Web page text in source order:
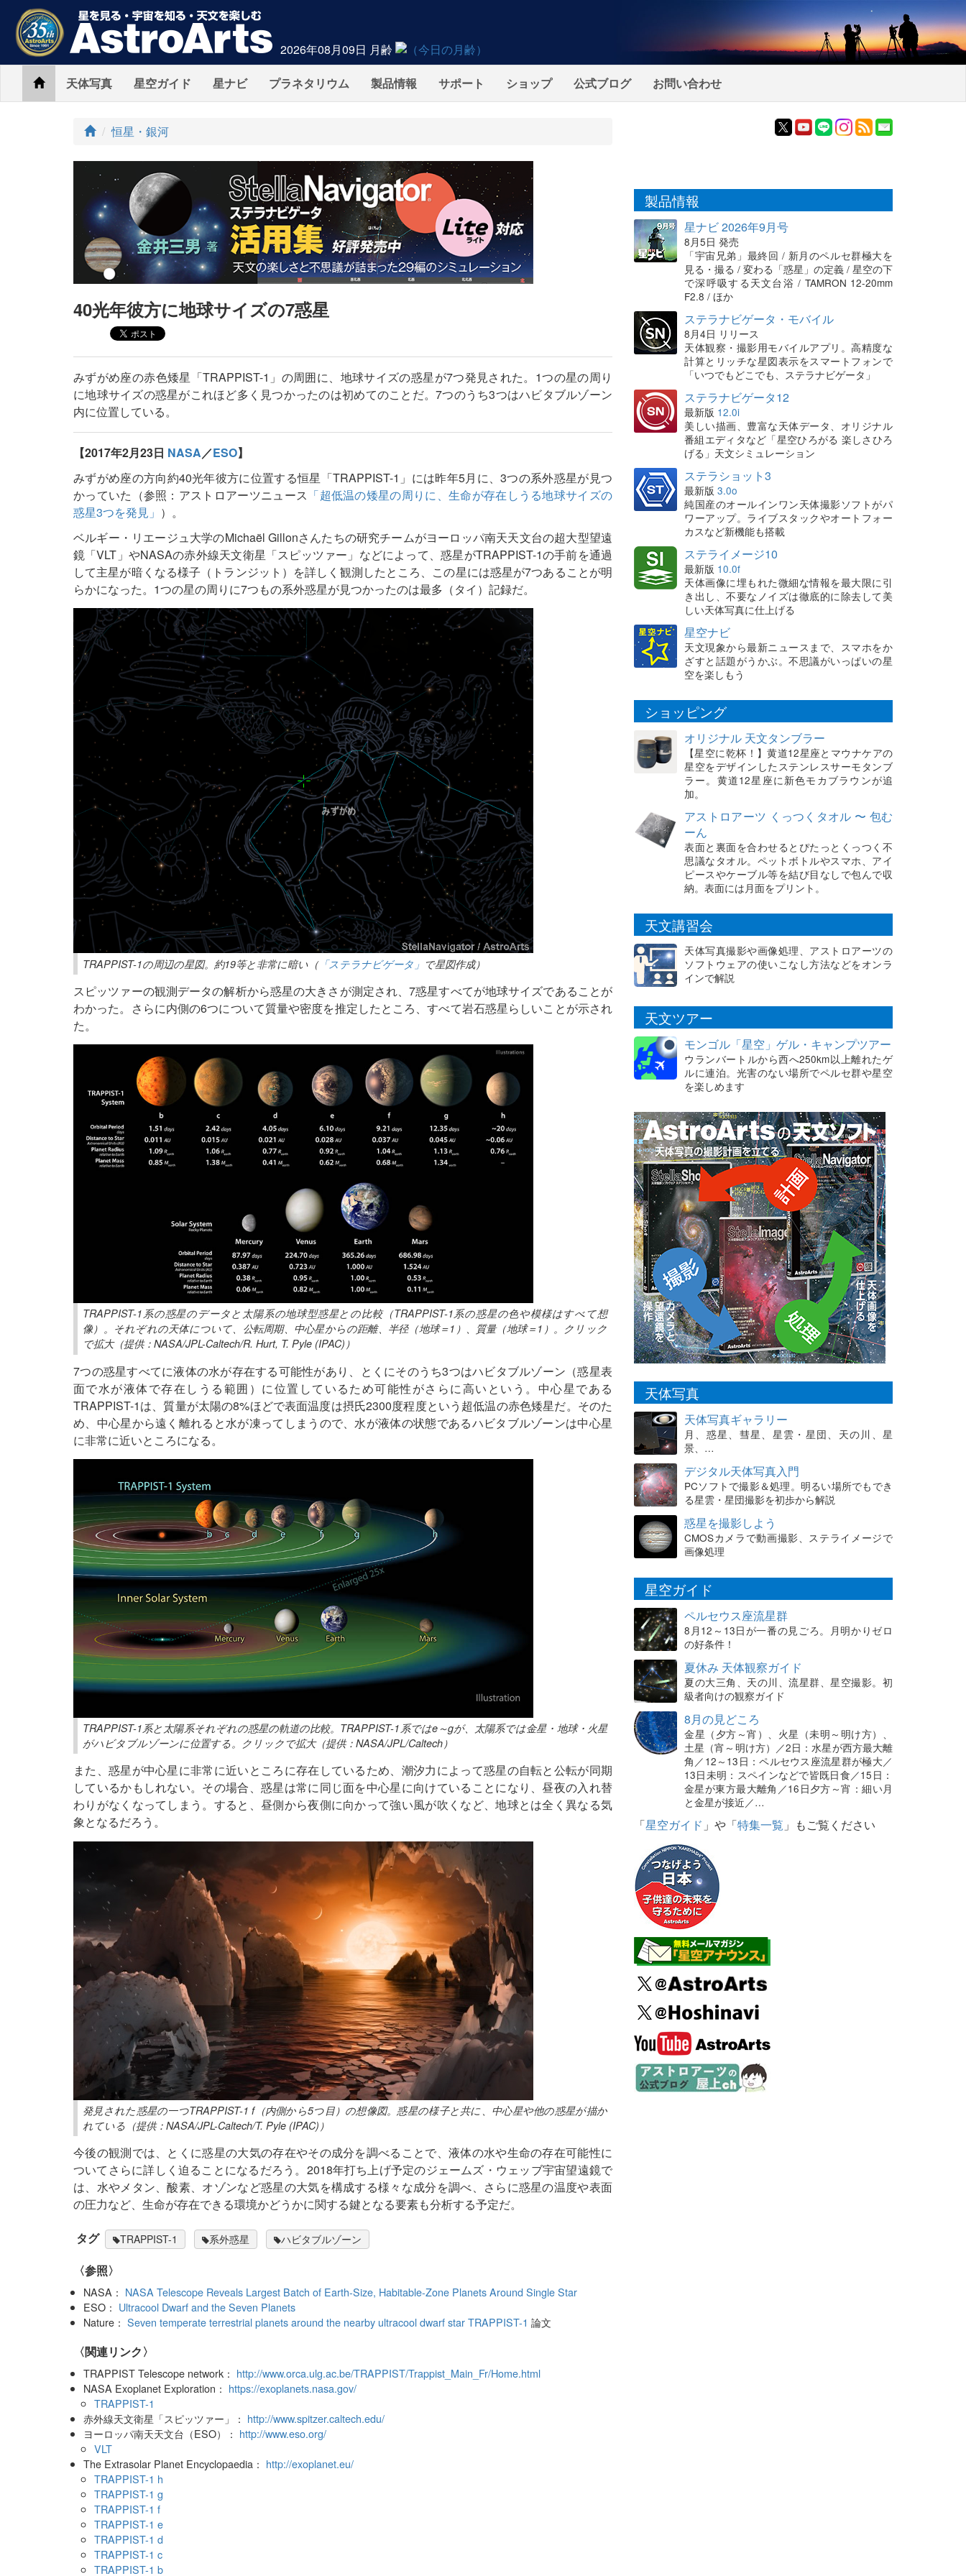
2026年08月09日 月齢
Home天体写真 星空ガイド 星ナビ プラネタリウム 製品情報 サポート ショップ 公式ブログ お問い合わせ
ト
プ
恒星・銀河
40光年彼方に地球サイズの7惑星
みずがめ座の赤色矮星「TRAPPIST-1」の周囲に、地球サイズの惑星が7つ発見された。1つの星の周り
に地球サイズの惑星がこれほど多く見つかったのは初めてのことだ。7つのうち3つはハビタブルゾーン
内に位置している。
【2017年2月23日 NASA／ESO】
みずがめ座の方向約40光年彼方に位置する恒星「TRAPPIST-1」には昨年5月に、3つの系外惑星が見つ
かっていた（参照：アストロアーツニュース 「超低温の矮星の周りに、生命が存在しうる地球サイズの
惑星3つを発見」 ）。
ベルギー・リエージュ大学のMichaël Gillonさんたちの研究チームがヨーロッパ南天天文台の超大型望遠
鏡「VLT」やNASAの赤外線天文衛星「スピッツァー」などによって、惑星がTRAPPIST-1の手前を通過
して主星が暗くなる様子（トランジット）を詳しく観測したところ、この星には惑星が7つあることが明
らかになった。1つの星の周りに7つもの系外惑星が見つかったのは最多（タイ）記録だ。
TRAPPIST-1の周辺の星図。約19等と非常に暗い（「ステラナビゲータ」 で星図作成）
スピッツァーの観測データの解析から惑星の大きさが測定され、7惑星すべてが地球サイズであることが
わかった。さらに内側の6つについて質量や密度を推定したところ、すべて岩石惑星らしいことが示され
た。
TRAPPIST-1系の惑星のデータと太陽系の地球型惑星との比較（TRAPPIST-1系の惑星の色や模様はすべて想
像）。それぞれの天体について、公転周期、中心星からの距離、半径（地球＝1）、質量（地球＝1）。クリック
で拡大（提供：NASA/JPL-Caltech/R. Hurt, T. Pyle (IPAC)）
7つの惑星すべてに液体の水が存在する可能性があり、とくにそのうち3つはハビタブルゾーン（惑星表
面で水が液体で存在しうる範囲）に位置しているため可能性がさらに高いという。中心星である
TRAPPIST-1は、質量が太陽の8%ほどで表面温度は摂氏2300度程度という超低温の赤色矮星だ。そのた
め、中心星から遠く離れると水が凍ってしまうので、水が液体の状態であるハビタブルゾーンは中心星
に非常に近いところになる。
TRAPPIST-1系と太陽系それぞれの惑星の軌道の比較。TRAPPIST-1系ではe～gが、太陽系では金星・地球・火星
がハビタブルゾーンに位置する。クリックで拡大（提供：NASA/JPL/Caltech）
また、惑星が中心星に非常に近いところに存在しているため、潮汐力によって惑星の自転と公転が同期
しているかもしれない。その場合、惑星は常に同じ面を中心星に向けていることになり、昼夜の入れ替
わりがなくなってしまう。すると、昼側から夜側に向かって強い風が吹くなど、地球とは全く異なる気
象となるだろう。
発見された惑星の一つTRAPPIST-1 f（内側から5つ目）の想像図。惑星の様子と共に、中心星や他の惑星が描か
れている（提供：NASA/JPL-Caltech/T. Pyle (IPAC)）
今後の観測では、とくに惑星の大気の存在やその成分を調べることで、液体の水や生命の存在可能性に
ついてさらに詳しく迫ることになるだろう。2018年打ち上げ予定のジェームズ・ウェッブ宇宙望遠鏡で
は、水やメタン、酸素、オゾンなど惑星の大気を構成する様々な成分を調べ、さらに惑星の温度や表面
の圧力など、生命が存在できる環境かどうかに関する鍵となる要素も分析する予定だ。
タグ TRAPPIST-1 系外惑星 ハビタブルゾーン
〈参照〉
NASA： NASA Telescope Reveals Largest Batch of Earth-Size, Habitable-Zone Planets Around Single Star
ESO： Ultracool Dwarf and the Seven Planets
Nature：Seven temperate terrestrial planets around the nearby ultracool dwarf star TRAPPIST-1 論文
〈関連リンク〉
TRAPPIST Telescope network： http://www.orca.ulg.ac.be/TRAPPIST/Trappist_Main_Fr/Home.html
NASA Exoplanet Exploration： https://exoplanets.nasa.gov/
TRAPPIST-1
赤外線天文衛星「スピッツァー」： http://www.spitzer.caltech.edu/
ヨーロッパ南天天文台（ESO）： http://www.eso.org/
VLT
The Extrasolar Planet Encyclopaedia： http://exoplanet.eu/
TRAPPIST-1 h
TRAPPIST-1 g
TRAPPIST-1 f
TRAPPIST-1 e
TRAPPIST-1 d
TRAPPIST-1 c
TRAPPIST-1 b
製品情報
星ナビ 2026年9月号
8月5日 発売
「宇宙兄弟」最終回 / 新月のペルセ群極大を
見る・撮る / 変わる「惑星」の定義 / 星空の下
で深呼吸する天文台浴 / TAMRON 12-20mm
F2.8 / ほか
ステラナビゲータ・モバイル
8月4日 リリース
天体観察・撮影用モバイルアプリ。高精度な
計算とリッチな星図表示をスマートフォンで
「いつでもどこでも、ステラナビゲータ」
ステラナビゲータ12
最新版 12.0i
美しい描画、豊富な天体データ、オリジナル
番組エディタなど「星空ひろがる 楽しさひろ
げる」天文シミュレーション
ステラショット3
最新版 3.0o
純国産のオールインワン天体撮影ソフトがパ
ワーアップ。ライブスタックやオートフォー
カスなど新機能も搭載
ステライメージ10
最新版 10.0f
天体画像に埋もれた微細な情報を最大限に引
き出し、不要なノイズは徹底的に除去して美
しい天体写真に仕上げる
星空ナビ
天文現象から最新ニュースまで、スマホをか
ざすと話題がうかぶ。不思議がいっぱいの星
空を楽しもう
ショッピング
オリジナル 天文タンブラー
【星空に乾杯！】黄道12星座とマウナケアの
星空をデザインしたステンレスサーモタンブ
ラー。黄道12星座に新色モカブラウンが追
加。
アストロアーツ くっつくタオル 〜 包む
ーん
表面と裏面を合わせるとぴたっとくっつく不
思議なタオル。ペットボトルやスマホ、アイ
ピースやケーブル等を結び目なしで包んで収
納。表面には月面をプリント。
天文講習会
天体写真撮影や画像処理、アストロアーツの
ソフトウェアの使いこなし方法などをオンラ
インで解説
天文ツアー
モンゴル「星空」ゲル・キャンプツアー
ウランバートルから西へ250km以上離れたゲ
ルに連泊。光害のない場所でペルセ群や星空
を楽しめます
天体写真
天体写真ギャラリー
月、惑星、彗星、星雲・星団、天の川、星
景、…
デジタル天体写真入門
PCソフトで撮影＆処理。明るい場所でもでき
る星雲・星団撮影を初歩から解説
惑星を撮影しよう
CMOSカメラで動画撮影、ステライメージで
画像処理
星空ガイド
ペルセウス座流星群
8月12～13日が一番の見ごろ。月明かりゼロ
の好条件！
夏休み 天体観察ガイド
夏の大三角、天の川、流星群、星空撮影。初
級者向けの観察ガイド
8月の見どころ
金星（夕方～宵）、火星（未明～明け方）、
土星（宵～明け方）／2日：水星が西方最大離
角／12～13日：ペルセウス座流星群が極大／
13日未明：スペインなどで皆既日食／15日：
金星が東方最大離角／16日夕方～宵：細い月
と金星が接近／…
「星空ガイド 」や「特集一覧 」もご覧ください